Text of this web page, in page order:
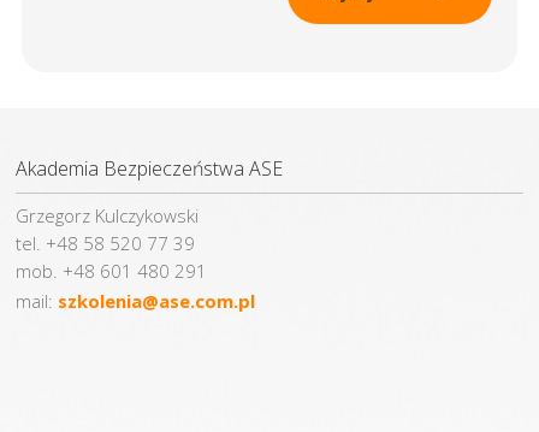
Akademia Bezpieczeństwa ASE
Grzegorz Kulczykowski
tel. +48 58 520 77 39
mob. +48 601 480 291
mail: szkolenia@ase.com.pl